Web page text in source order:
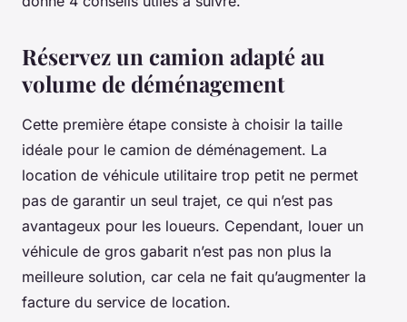
Réservez un camion adapté au
volume de déménagement
Cette première étape consiste à choisir la taille
idéale pour le camion de déménagement. La
location de véhicule utilitaire trop petit ne permet
pas de garantir un seul trajet, ce qui n’est pas
avantageux pour les loueurs. Cependant, louer un
véhicule de gros gabarit n’est pas non plus la
meilleure solution, car cela ne fait qu’augmenter la
facture du service de location.